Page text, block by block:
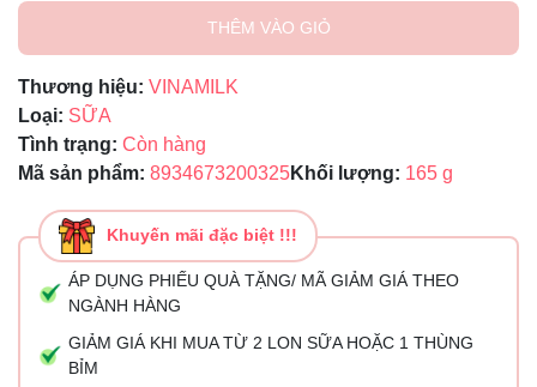
THÊM VÀO GIỎ
Thương hiệu: VINAMILK
Loại: SỮA
Tình trạng: Còn hàng
Mã sản phẩm: 8934673200325Khối lượng: 165 g
Khuyến mãi đặc biệt !!!
ÁP DỤNG PHIẾU QUÀ TẶNG/ MÃ GIẢM GIÁ THEO
NGÀNH HÀNG
GIẢM GIÁ KHI MUA TỪ 2 LON SỮA HOẶC 1 THÙNG
BỈM